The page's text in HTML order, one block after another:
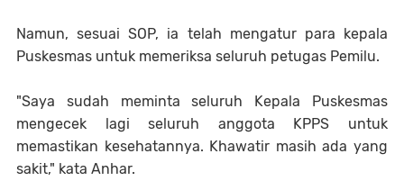
Namun, sesuai SOP, ia telah mengatur para kepala
Puskesmas untuk memeriksa seluruh petugas Pemilu.
"Saya sudah meminta seluruh Kepala Puskesmas
mengecek lagi seluruh anggota KPPS untuk
memastikan kesehatannya. Khawatir masih ada yang
sakit," kata Anhar.